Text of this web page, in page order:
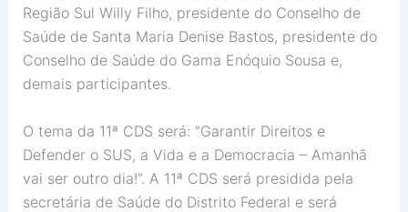
Região Sul Willy Filho, presidente do Conselho de
Saúde de Santa Maria Denise Bastos, presidente do
Conselho de Saúde do Gama Enóquio Sousa e,
demais participantes.
O tema da 11ª CDS será: “Garantir Direitos e
Defender o SUS, a Vida e a Democracia – Amanhã
vai ser outro dia!”. A 11ª CDS será presidida pela
secretária de Saúde do Distrito Federal e será